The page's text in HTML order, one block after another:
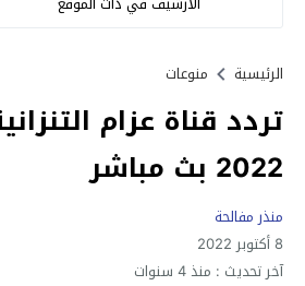
الرئيسية منوعات
تردد قناة عزام
2022 بث مباشر
منذر مفالحة
8 أكتوبر 2022
آخر تحديث : منذ 4 سنوات